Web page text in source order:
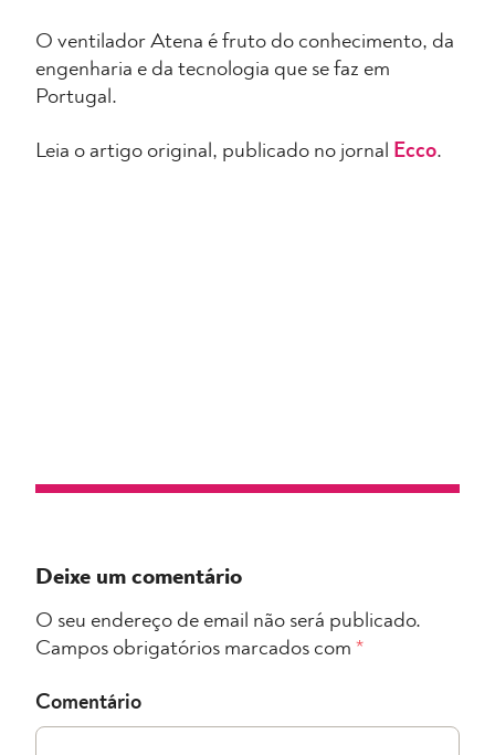
O ventilador Atena é fruto do conhecimento, da
engenharia e da tecnologia que se faz em
Portugal.
Leia o artigo original, publicado no jornal Ecco.
Deixe um comentário
O seu endereço de email não será publicado.
Campos obrigatórios marcados com *
Comentário